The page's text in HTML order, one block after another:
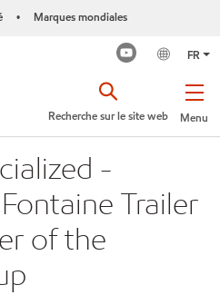
• Marques mondiales
FR
Menu
Recherche sur le site web
-
Trailer
of the